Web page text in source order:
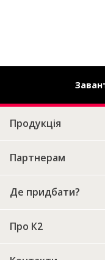
Продукція
Партнерам
Де придбати?
Про К2